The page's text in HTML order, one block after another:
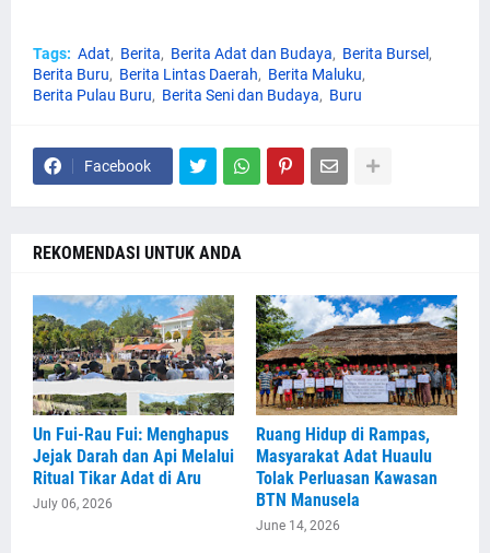
Tags: Adat Berita Berita Adat dan Budaya
Berita Bursel
Berita Buru
Berita Lintas Daerah
Berita Maluku
Berita Pulau Buru
Berita Seni dan Budaya Buru
Facebook
REKOMENDASI UNTUK ANDA
Un Fui-Rau Fui: Menghapus
Jejak Darah dan Api Melalui
Ritual Tikar Adat di Aru
July 06, 2026
Ruang Hidup di Rampas,
Masyarakat Adat Huaulu
Tolak Perluasan Kawasan
BTN Manusela
June 14, 2026